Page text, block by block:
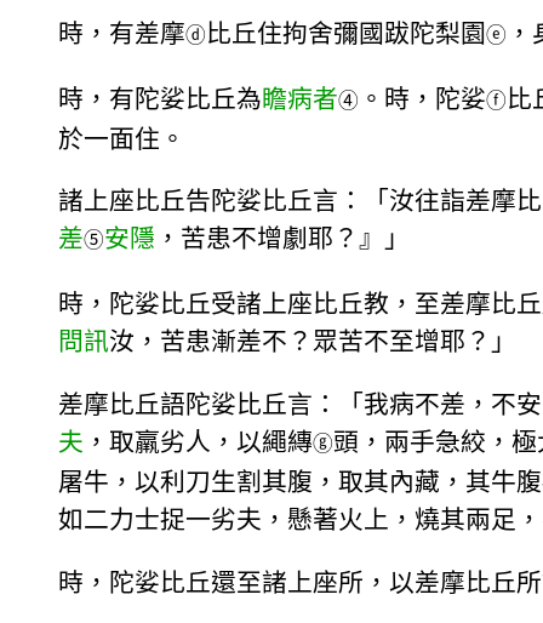
時，有差摩ⓓ比丘住拘舍彌國跋陀梨園ⓔ
時，有陀娑比丘為瞻病者④ 。時，陀娑ⓕ 比
於一面住。
諸上座比丘告陀娑比丘言：「汝往詣差摩
差⑤安隱 ，苦患不增劇耶？』」
時，陀娑比丘受諸上座比丘教，至差摩比
問訊汝，苦患漸差不？眾苦不至增耶？」
差摩比丘語陀娑比丘言：「我病不差，不
夫 ，取羸劣人，以繩縳ⓖ頭，兩手急絞，
屠牛，以利刀生割其腹，取其內藏，其牛
如二力士捉一劣夫，懸著火上，燒其兩足
時，陀娑比丘還至諸上座所，以差摩比丘